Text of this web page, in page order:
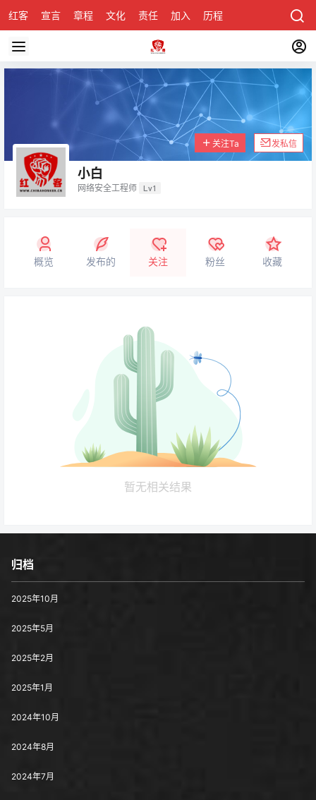
红客 宣言 章程 文化 责任 加入 历程 关于
小白
网络安全工程师 Lv1
关注Ta 发私信
概览 发布的 关注 粉丝 收藏
暂无相关结果
归档
2025年10月
2025年5月
2025年2月
2025年1月
2024年10月
2024年8月
2024年7月